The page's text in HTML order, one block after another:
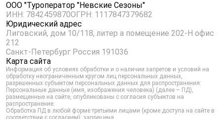
ООО "Туроператор "Невские Сезоны"
ИНН: 7842459870ОГРН: 1117847379682
Юридический адрес
Лиговский, дом 10/118, литер а помещение 202-Н офис
212
Санкт-Петербург Россия 191036
Карта сайта
Информация об условиях обработки и о наличии запретов и условий на
обработку неограниченным кругом лиц персональных данных,
разрешенных субъектом персональных данных для распространения:
Персональные данные (имя, изображения человека) (далее – ПД),
размещенные на сайте, опубликованы с согласия субъектов на
распространение.
Обработка ПД в любой форме третьими лицами (кроме доступа на сайте в
соответствии с согласием): запрещена.